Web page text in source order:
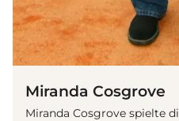
Miranda Cosgrove
Miranda Cosgrove spielte